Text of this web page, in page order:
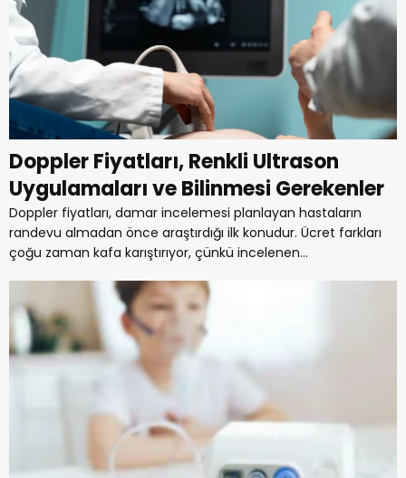
Doppler Fiyatları, Renkli Ultrason
Uygulamaları ve Bilinmesi Gerekenler
Doppler fiyatları, damar incelemesi planlayan hastaların
randevu almadan önce araştırdığı ilk konudur. Ücret farkları
çoğu zaman kafa karıştırıyor, çünkü incelenen...